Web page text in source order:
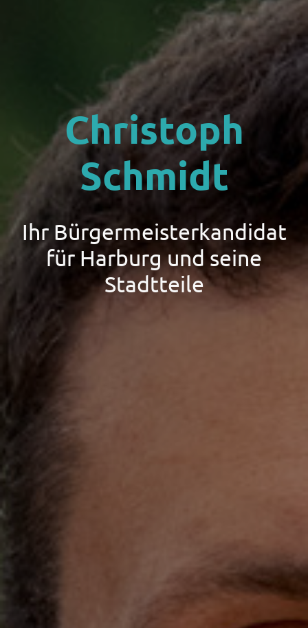
Christoph
Schmidt
Ihr Bürgermeisterkandidat
für Harburg und seine
Stadtteile